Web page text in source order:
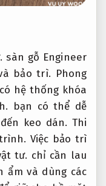
sàn gỗ Engineer
bảo trì. Phong
có hệ thống khóa
bạn có thể dễ
keo dán. Thi
Việc bảo trì
tư. chỉ cần lau
ẩm và dùng các